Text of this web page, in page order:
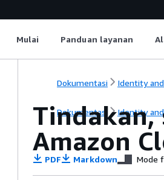
Mulai Panduan layanan
Dokumentasi Identity
Dokumentasi Identity
Tindakan,
Amazon
PDF Markdown Mode